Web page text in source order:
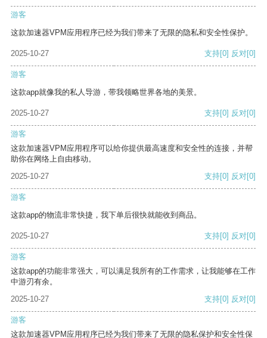
游客
这款加速器VPM应用程序已经为我们带来了无限的隐私和安全性保护。
2025-10-27 支持[0] 反对[0]
游客
这款app就像我的私人导游，带我领略世界各地的美景。
2025-10-27 支持[0] 反对[0]
游客
这款加速器VPM应用程序可以给你提供最高速度和安全性的连接，并帮
助你在网络上自由移动。
2025-10-27
支持[0] 反对[0]
游客
这款app的物流非常快捷，我下单后很快就能收到商品。
2025-10-27 支持[0] 反对[0]
游客
这款app的功能非常强大，可以满足我所有的工作需求，让我能够在工作
中游刃有余。
2025-10-27
支持[0] 反对[0]
游客
这款加速器VPM应用程序已经为我们带来了无限的隐私保护和安全性保